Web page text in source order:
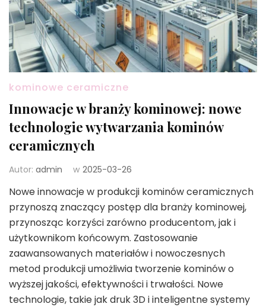
kominowe ceramiczne
Innowacje w branży kominowej: nowe
technologie wytwarzania kominów
ceramicznych
Autor: admin w 2025-03-26
Nowe innowacje w produkcji kominów ceramicznych
przynoszą znaczący postęp dla branży kominowej,
przynosząc korzyści zarówno producentom, jak i
użytkownikom końcowym. Zastosowanie
zaawansowanych materiałów i nowoczesnych
metod produkcji umożliwia tworzenie kominów o
wyższej jakości, efektywności i trwałości. Nowe
technologie, takie jak druk 3D i inteligentne systemy